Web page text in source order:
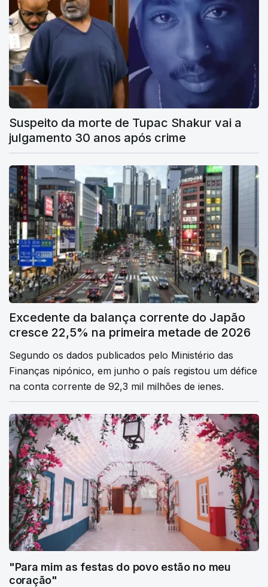
Suspeito da morte de Tupac Shakur vai a
julgamento 30 anos após crime
Excedente da balança corrente do Japão
cresce 22,5% na primeira metade de 2026
Segundo os dados publicados pelo Ministério das
Finanças nipónico, em junho o país registou um défice
na conta corrente de 92,3 mil milhões de ienes.
"Para mim as festas do povo estão no meu
coração"